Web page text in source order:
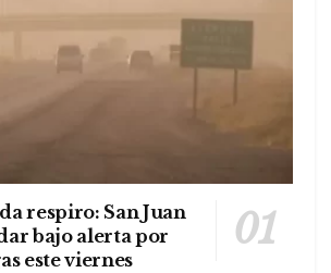
respiro: San Juan
bajo alerta por
este viernes